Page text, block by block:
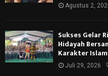
Agustus 2,
Sukses Gelar
Hidayah
Karakter
Juli 29, 2026